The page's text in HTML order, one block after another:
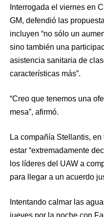
Interrogada el viernes en
GM, defendió las
incluyen “no sólo un
sino también una
asistencia sanitaria de
características más”.
“Creo que tenemos una
mesa”, afirmó.
La compañía Stellantis,
estar “extremadamente
los líderes del UAW a
para llegar a un acuerdo
Intentando calmar las
jueves por la noche con